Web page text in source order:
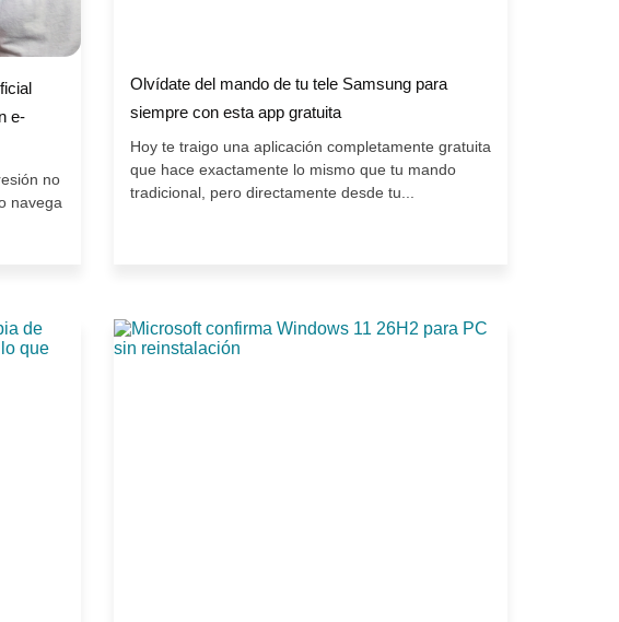
e-
no
navega
Olvídate del mando de tu tele Samsung para
siempre con esta app gratuita
Hoy te traigo una aplicación completamente gratuita
que hace exactamente lo mismo que tu mando
tradicional, pero directamente desde tu...